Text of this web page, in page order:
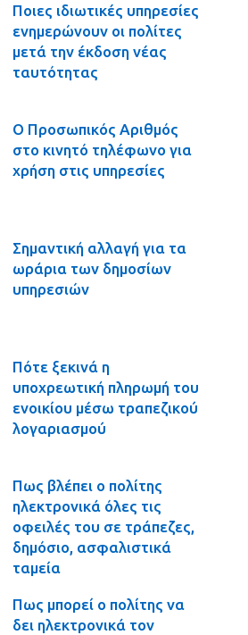
Ποιες ιδιωτικές υπηρεσίες
ενημερώνουν οι πολίτες
μετά την έκδοση νέας
ταυτότητας
Ο Προσωπικός Αριθμός
στο κινητό τηλέφωνο για
χρήση στις υπηρεσίες
Σημαντική αλλαγή για τα
ωράρια των δημοσίων
υπηρεσιών
Πότε ξεκινά η
υποχρεωτική πληρωμή του
ενοικίου μέσω τραπεζικού
λογαριασμού
Πως βλέπει ο πολίτης
ηλεκτρονικά όλες τις
οφειλές του σε τράπεζες,
δημόσιο, ασφαλιστικά
ταμεία
Πως μπορεί ο πολίτης να
δει ηλεκτρονικά τον